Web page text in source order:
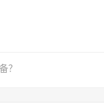
？